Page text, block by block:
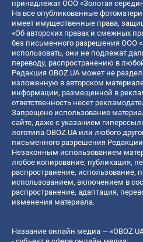
принадлежат ООО «Золотая
На все опубликованные
имеет имущественные права,
«Об авторских правах и смежных
без письменного разрешения ООО
использовать, они не подлежат
переводу, распространению в
Редакция OBOZ.UA может не
изложенную в авторском
информации, размещенной в
ответственность несет
Запрещено использование
сайте, даже с указанием
логотипа OBOZ.UA или любого
письменного разрешения
Незаконным использованием
любое копирование, публикация,
распространение, использование,
использованием, включением в
распространение, адаптация,
изменения материала.
Название онлайн медиа —